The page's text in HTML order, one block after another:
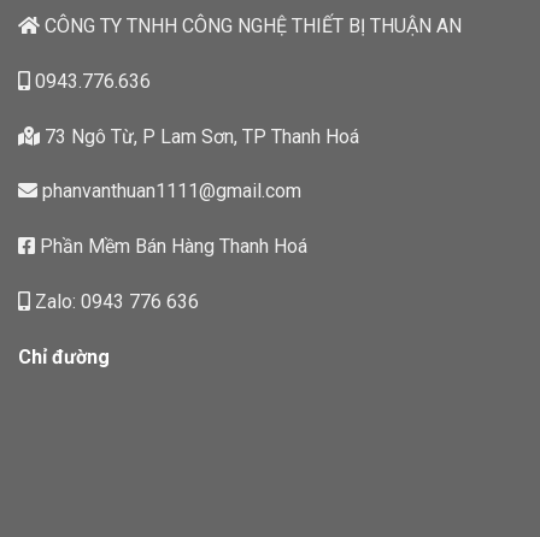
CÔNG TY TNHH CÔNG NGHỆ THIẾT BỊ THUẬN AN
0943.776.636
73 Ngô Từ, P Lam Sơn, TP Thanh Hoá
phanvanthuan1111@gmail.com
Phần Mềm Bán Hàng Thanh Hoá
Zalo: 0943 776 636
Chỉ đường